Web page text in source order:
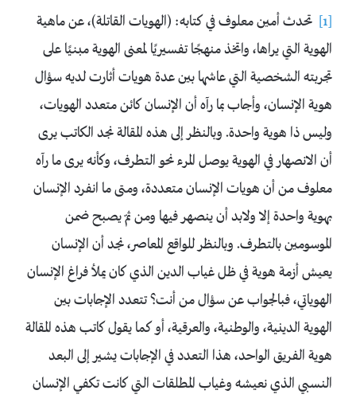
[1]
تحدث أمين معلوف في كتابه: (الهويات القاتلة)، عن ماهية
الهوية التي يراها، واتخذ منهجًا تفسيريًا لمعنى الهوية مبنيًا على
تجربته الشخصية التي عاشها بين عدة هويات أثارت لديه سؤال
هوية الإنسان، وأجاب بما رآه أن الإنسان كائن متعدد الهويات،
وليس ذا هوية واحدة. وبالنظر إلى هذه المقالة نجد الكاتب يرى
أن الانصهار في الهوية يوصل المرء نحو التطرف، وكأنه يرى ما رآه
معلوف من أن هويات الإنسان متعددة، ومتى ما انفرد الإنسان
بهوية واحدة إلا ولابد أن ينصهر فيها ومن ثمّ يصبح ضمن
الموسومين بالتطرف. وبالنظر للواقع المعاصر، نجد أن الإنسان
يعيش أزمة هوية في ظل غياب الدين الذي كان يملأ فراغ الإنسان
الهوياتي، فبالجواب عن سؤال من أنت؟ تتعدد الإجابات بين
الهوية الدينية، والوطنية، والعرقية، أو كما يقول كاتب هذه المقالة
هوية الفريق الواحد، هذا التعدد في الإجابات يشير إلى البعد
النسبي الذي نعيشه وغياب المطلقات التي كانت تكفي الإنسان